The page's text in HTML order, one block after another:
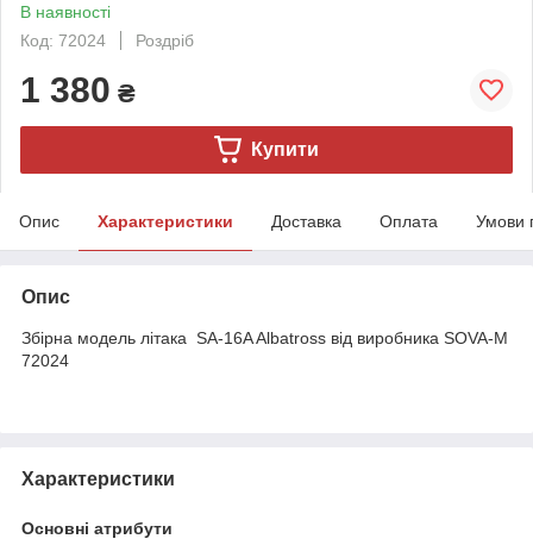
В наявності
Код: 72024
Роздріб
1 380 ₴
Купити
Опис Характеристики Доставка Оплата Умови
Опис
Збірна модель літака SA-16A Albatross від виробника SOVA-M
72024
Характеристики
Основні атрибути